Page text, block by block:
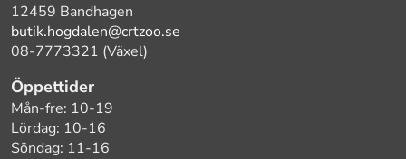
12459 Bandhagen
butik.hogdalen@crtzoo.se
08-7773321 (Växel)
Öppettider
Mån-fre: 10-19
Lördag: 10-16
Söndag: 11-16